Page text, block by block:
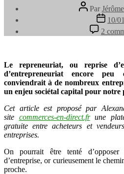
Auteur
de
l’article
Par
Date
de
l’article
10/
2
Le repreneuriat, ou reprise
d’entrepreneuriat encore peu
conviendrait à de nombreux
un enjeu sociétal capital pour notre
Cet article est proposé par
site commerces-en-direct.frune
gratuite entre acheteurs et
entreprises.
On pourrait être tenté
d’entreprise, or curieusement le
proche.